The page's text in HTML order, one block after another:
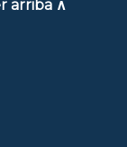
arriba ∧